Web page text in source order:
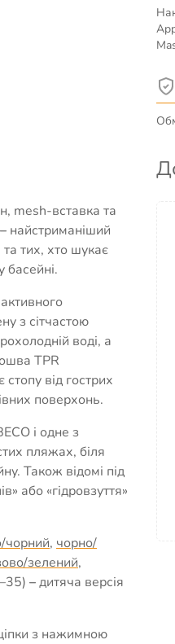
mesh-вставка та
– найстриманіший
та тих, хто шукає
з сітчастою
воді, а
TPR
від гострих
поверхонь.
і одне з
пляжах, біля
Також відомі під
або «гідровзуття»
чорний, чорно/
зелений,
–дитяча версія
з нажимною